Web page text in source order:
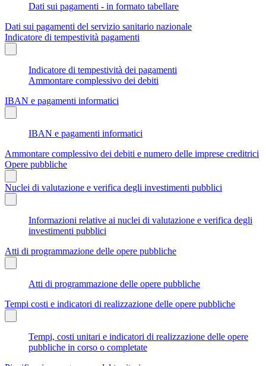
Dati sui pagamenti - in formato tabellare
Dati sui pagamenti del servizio sanitario nazionale
Indicatore di tempestività pagamenti
Indicatore di tempestività dei pagamenti
Ammontare complessivo dei debiti
IBAN e pagamenti informatici
IBAN e pagamenti informatici
Ammontare complessivo dei debiti e numero delle imprese creditrici
Opere pubbliche
Nuclei di valutazione e verifica degli investimenti pubblici
Informazioni relative ai nuclei di valutazione e verifica degli
investimenti pubblici
Atti di programmazione delle opere pubbliche
Atti di programmazione delle opere pubbliche
Tempi costi e indicatori di realizzazione delle opere pubbliche
Tempi, costi unitari e indicatori di realizzazione delle opere
pubbliche in corso o completate